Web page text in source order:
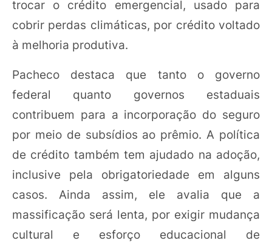
trocar o crédito emergencial, usado para
cobrir perdas climáticas, por crédito voltado
à melhoria produtiva.
Pacheco destaca que tanto o governo
federal quanto governos estaduais
contribuem para a incorporação do seguro
por meio de subsídios ao prêmio. A política
de crédito também tem ajudado na adoção,
inclusive pela obrigatoriedade em alguns
casos. Ainda assim, ele avalia que a
massificação será lenta, por exigir mudança
cultural e esforço educacional de